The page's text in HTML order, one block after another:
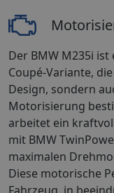
Der BMW M235i
Coupé-Variante,
Design, sondern
Motorisierung
arbeitet ein
mit BMW
maximalen
Diese motorische